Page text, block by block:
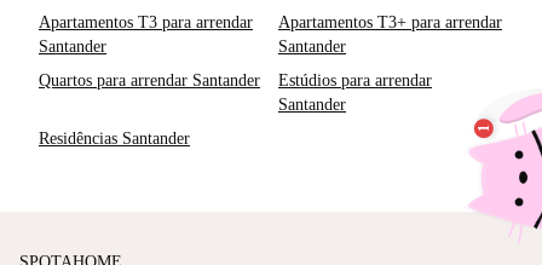
Apartamentos T3 para arrendar
Santander
Apartamentos T3+ para arrendar
Santander
Quartos para arrendar Santander
Estúdios para arrendar
Santander
Residências Santander